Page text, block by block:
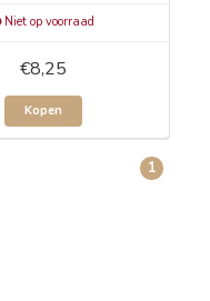
Niet op voorraad
€8,25
Kopen
1